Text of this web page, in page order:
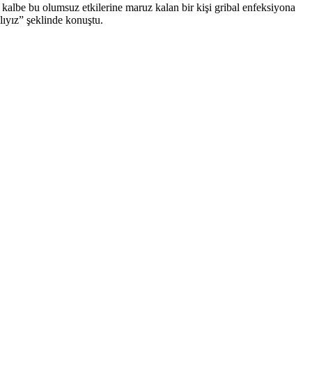
bu olumsuz etkilerine maruz kalan bir kişi gribal enfeksiyona
şeklinde konuştu.